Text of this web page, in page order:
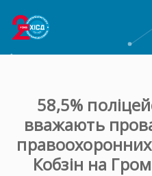
58,5%
вважають
Кобзін на